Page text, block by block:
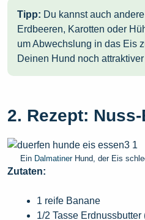
Tipp: Du kannst auch
Erdbeeren, Karotten oder
um Abwechslung in das Eis
Deinen Hund noch
2. Rezept:
Ein DalmatinerHund, der Eis
Zutaten:
1 reife Banane
1/2 Tasse